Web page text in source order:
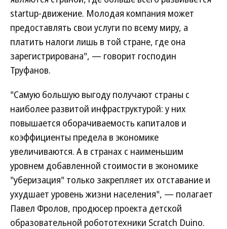
startup-движение. Молодая компания может
предоставлять свои услуги по всему миру, а
платить налоги лишь в той стране, где она
зарегистрирована", — говорит господин
Труфанов.
"Самую большую выгоду получают страны с
наиболее развитой инфраструктурой: у них
повышается оборачиваемость капиталов и
коэффициенты предела в экономике
увеличиваются. А в странах с наименьшим
уровнем добавленной стоимости в экономике
"уберизация" только закрепляет их отставание и
ухудшает уровень жизни населения", — полагает
Павел Фролов, продюсер проекта детской
образовательной робототехники Scratch Duino.